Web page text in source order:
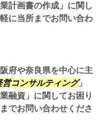
計画書の作成」に関し
に当所までお問い合わ
府や奈良県を中心に主
営コンサルティング」
融資」に関してお困り
でお問い合わせくださ